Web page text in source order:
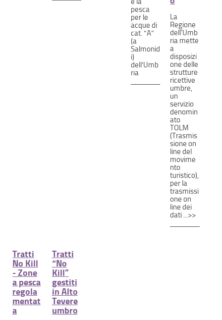
pesca
per le
acque di
cat. “A”
(a
Salmonid
i)
dell’Umb
ria
La
Regione
dell'Umb
ria mette
a
disposizi
one delle
strutture
ricettive
umbre,
un
servizio
denomin
ato
TOLM
(Trasmis
sione on
line del
movime
nto
turistico),
per la
trasmissi
one on
line dei
dati ...>>
Tratti
No Kill
- Zone
a pesca
regola
mentat
a
Tratti
“No
Kill”
gestiti
in Alto
Tevere
umbro